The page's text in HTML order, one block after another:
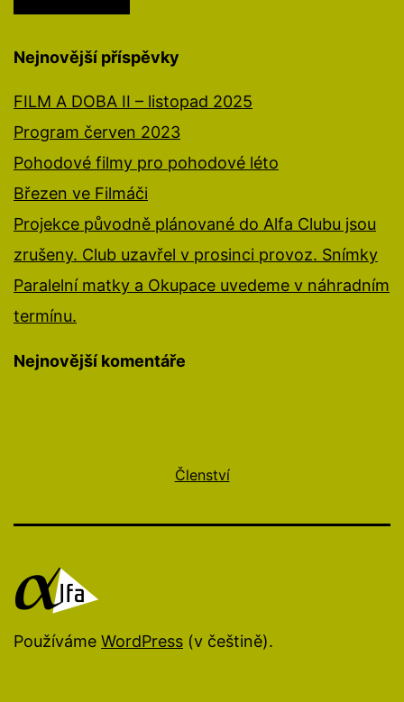
Nejnovější příspěvky
FILM A DOBA II – listopad 2025
Program červen 2023
Pohodové filmy pro pohodové léto
Březen ve Filmáči
Projekce původně plánované do Alfa Clubu jsou
zrušeny. Club uzavřel v prosinci provoz. Snímky
Paralelní matky a Okupace uvedeme v náhradním
termínu.
Nejnovější komentáře
Členství
Používáme WordPress (v češtině).